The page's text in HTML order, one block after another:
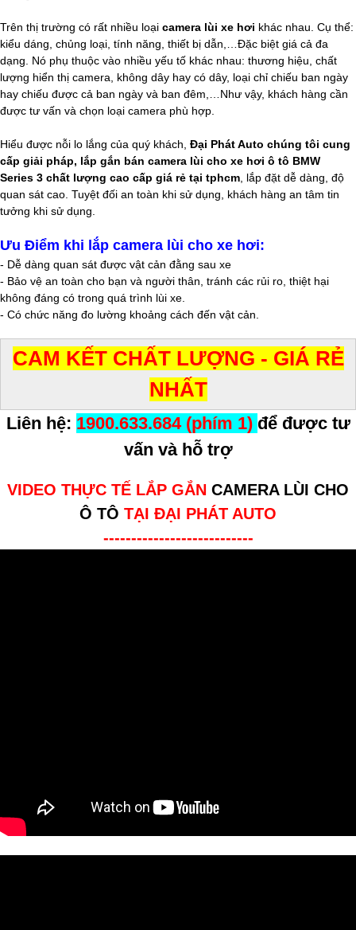
Trên thị trường có rất nhiều loại camera lùi xe hơi khác nhau. Cụ thể:
kiểu dáng, chủng loại, tính năng, thiết bị dẫn,…Đặc biệt giá cả đa
dạng. Nó phụ thuộc vào nhiều yếu tố khác nhau: thương hiệu, chất
lượng hiển thị camera, không dây hay có dây, loại chỉ chiếu ban ngày
hay chiếu được cả ban ngày và ban đêm,…Như vậy, khách hàng cần
được tư vấn và chọn loại camera phù hợp.
Hiểu được nỗi lo lắng của quý khách, Đại Phát Auto chúng tôi cung
cấp giải pháp, lắp gắn bán camera lùi cho xe hơi ô tô BMW
Series 3 chất lượng cao cấp giá rẻ tại tphcm lắp đặt dễ dàng, độ
quan sát cao. Tuyệt đối an toàn khi sử dụng, khách hàng an tâm tin
tưởng khi sử dụng.
Ưu Điểm khi lắp camera lùi cho xe hơi:
- Dễ dàng quan sát được vật cản đằng sau xe
- Bảo vệ an toàn cho bạn và người thân, tránh các rủi ro, thiệt hại
không đáng có trong quá trình lùi xe.
- Có chức năng đo lường khoảng cách đến vật cản.
CAM KẾT CHẤT LƯỢNG - GIÁ RẺ
NHẤT
Liên hệ: 1900.633.684 (phím 1) để được tư
vấn và hỗ trợ
VIDEO THỰC TẾ LẮP GẮN CAMERA LÙI CHO
Ô TÔ TẠI ĐẠI PHÁT AUTO
---------------------------